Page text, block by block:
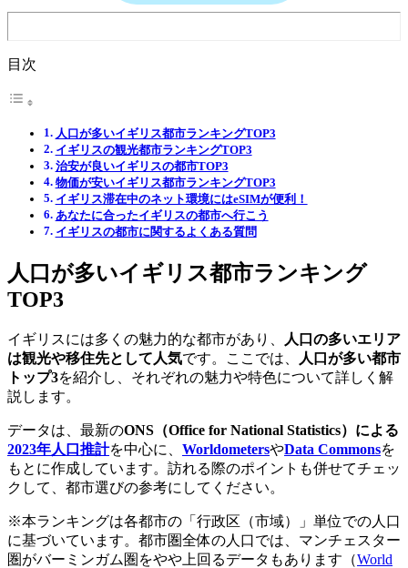
目次
人口が多いイギリス都市ランキングTOP3
イギリスの観光都市ランキングTOP3
治安が良いイギリスの都市TOP3
物価が安いイギリス都市ランキングTOP3
イギリス滞在中のネット環境にはeSIMが便利！
あなたに合ったイギリスの都市へ行こう
イギリスの都市に関するよくある質問
人口が多いイギリス都市ランキング
TOP3
イギリスには多くの魅力的な都市があり、
人口の多いエリア
は観光や移住先として人気です。ここでは、
人口が多い都市
トップ3を紹介し、それぞれの魅力や特色について詳しく解
説します。
データは、最新のONS（Office for National Statistics）による
2023年人口推計を中心に、 WorldometersやData Commonsを
もとに作成しています。訪れる際のポイントも併せてチェッ
クして、都市選びの参考にしてください。
※本ランキングは各都市の「行政区（市域）」単位での人口
に基づいています。都市圏全体の人口では、マンチェスター
圏がバーミンガム圏をやや上回るデータもあります（World